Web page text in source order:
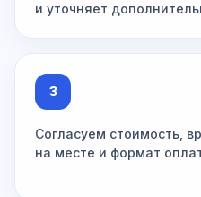
и уточняет
3
Согласуем стоимость,
на месте и формат